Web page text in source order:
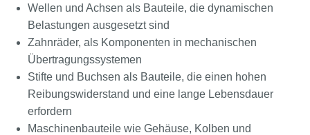
Wellen und Achsen als Bauteile, die dynamischen
Belastungen ausgesetzt sind
Zahnräder, als Komponenten in mechanischen
Übertragungssystemen
Stifte und Buchsen als Bauteile, die einen hohen
Reibungswiderstand und eine lange Lebensdauer
erfordern
Maschinenbauteile wie Gehäuse, Kolben und